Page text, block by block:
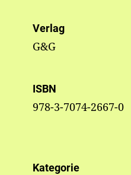
Verlag
G&G
ISBN
978-3-7074-2667-0
Kategorie